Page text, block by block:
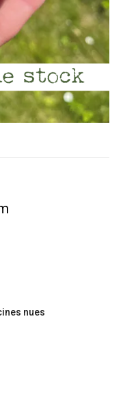
nues